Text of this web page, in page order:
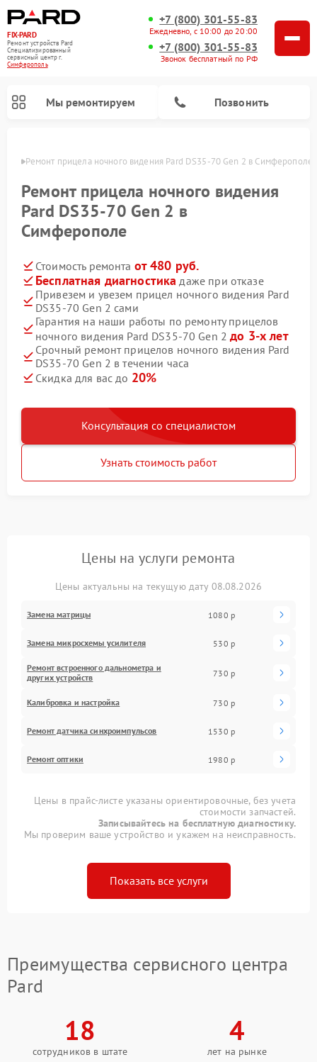
FIX-PARD
Ремонт устройств Pard
Специализированный
cервисный центр г.
Симферополь
+7 (800) 301-55-83
Ежедневно, с 10:00 до 20:00
+7 (800) 301-55-83
Звонок бесплатный по РФ
Мы ремонтируем Позвонить
Ремонт прицела ночного видения Pard DS35-70 Gen 2 в Симферополе
Ремонт прицела ночного видения
Pard DS35-70 Gen 2 в
Симферополе
Стоимость ремонта от 480 руб.
Бесплатная диагностика даже при отказе
Привезем и увезем прицел ночного видения Pard
DS35-70 Gen 2 сами
Гарантия на наши работы по ремонту прицелов
ночного видения Pard DS35-70 Gen 2до 3-х лет
Срочный ремонт прицелов ночного видения Pard
DS35-70 Gen 2 в течении часа
Скидка для вас до 20%
Консультация со специалистом
Узнать стоимость работ
Цены на услуги ремонта
Цены актуальны на текущую дату 08.08.2026
Замена матрицы 1080 р
Замена микросхемы усилителя 530 р
Ремонт встроенного дальнометра и
других устройств
730 р
Калибровка и настройка 730 р
Ремонт датчика синхроимпульсов 1530 р
Ремонт оптики 1980 р
Цены в прайс-листе указаны ориентировочные, без учета
стоимости запчастей.
Записывайтесь на бесплатную диагностику.
Мы проверим ваше устройство и укажем на неисправность.
Показать все услуги
Преимущества сервисного центра
Pard
18
сотрудников в штате
4
лет на рынке